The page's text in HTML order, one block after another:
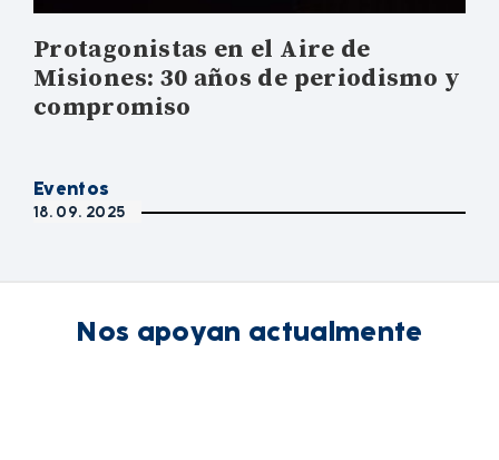
Protagonistas en el Aire de
Misiones: 30 años de periodismo y
compromiso
Eventos
18. 09. 2025
Nos apoyan actualmente